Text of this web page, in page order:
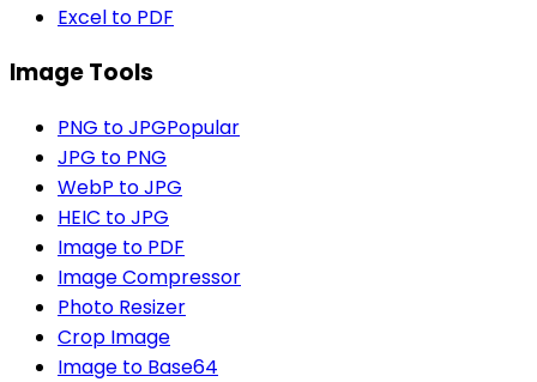
Excel to PDF
Image Tools
PNG to JPGPopular
JPG to PNG
WebP to JPG
HEIC to JPG
Image to PDF
Image Compressor
Photo Resizer
Crop Image
Image to Base64